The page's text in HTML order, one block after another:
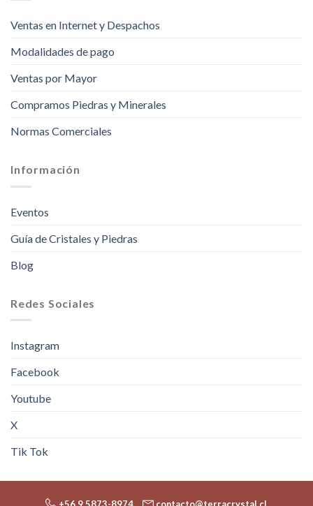
Ventas en Internet y Despachos
Modalidades de pago
Ventas por Mayor
Compramos Piedras y Minerales
Normas Comerciales
Información
Eventos
Guía de Cristales y Piedras
Blog
Redes Sociales
Instagram
Facebook
Youtube
X
Tik Tok
+56 9 5873-8974 contacto@terracrystal.cl